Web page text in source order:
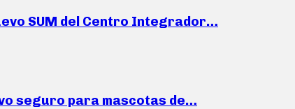
SUM del Centro Integrador…
seguro para mascotas de…